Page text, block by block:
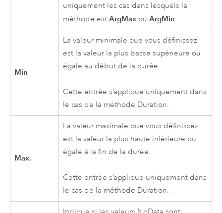
uniquement les cas dans lesquels la
méthode estArgMax ouArgMin.
Min
La valeur minimale que vous définissez
est la valeur la plus basse supérieure ou
égale au début de la durée.
Cette entrée s’applique uniquement dans
le cas de la méthode Duration.
Max.
La valeur maximale que vous définissez
est la valeur la plus haute inférieure ou
égale à la fin de la durée.
Cette entrée s’applique uniquement dans
le cas de la méthode Duration.